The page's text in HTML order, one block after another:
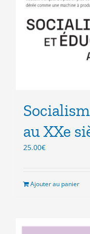
au XXe
25.00€
Ajouter au panier